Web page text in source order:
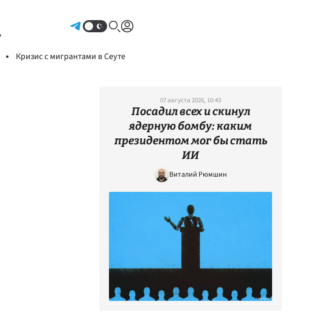
Кризис с мигрантами в Сеуте
07 августа 2026, 10:43
Посадил всех и скинул
ядерную бомбу: каким
президентом мог бы стать
ИИ
Виталий Рюмшин